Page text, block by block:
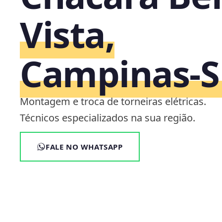
Vista,
Montagem e troca de torneiras elétricas.
Técnicos especializados na sua região.
FALE NO WHATSAPP